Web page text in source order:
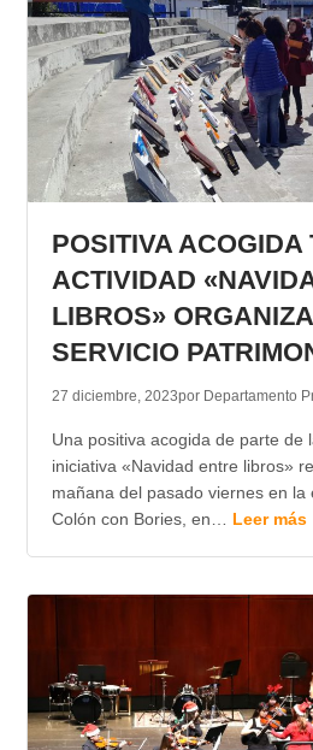
POSITIVA ACOGIDA
ACTIVIDAD
LIBROS»
SERVICIO
27 diciembre, 2023por Departamento
Una positiva acogida de parte de
iniciativa «Navidad entre libros»
mañana del pasado viernes en la
Colón con Bories, en… Leer más